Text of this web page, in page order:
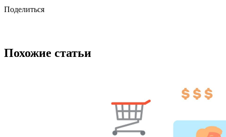
Поделиться
Похожие статьи